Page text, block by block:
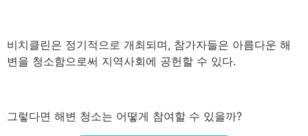
비치클린은 정기적으로 개최되며, 참가자들은 아름다운 해
변을 청소함으로써 지역사회에 공헌할 수 있다.
그렇다면 해변 청소는 어떻게 참여할 수 있을까?